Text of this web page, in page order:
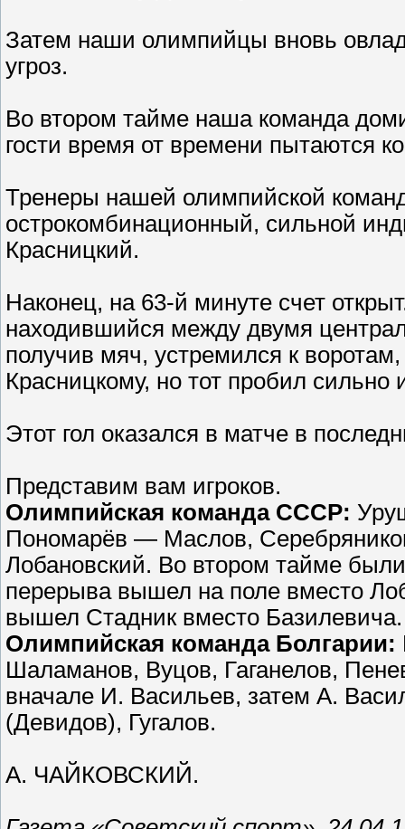
Затем наши олимпийцы вновь
угроз.
Во втором тайме наша команда
гости время от времени пытаются
Тренеры нашей олимпийской
острокомбинационный, сильной
Красницкий.
Наконец, на 63-й минуте счет
находившийся между двумя
получив мяч, устремился к
Красницкому, но тот пробил сильно
Этот гол оказался в матче в
Представим вам игроков.
Олимпийская команда СССР:
Пономарёв — Маслов,
Лобановский. Во втором тайме
перерыва вышел на поле вместо
вышел Стадник вместо Базилевича.
Олимпийская команда Болгарии:
Шаламанов, Вуцов, Гаганелов,
вначале И. Васильев, затем А.
(Девидов), Гугалов.
А. ЧАЙКОВСКИЙ.